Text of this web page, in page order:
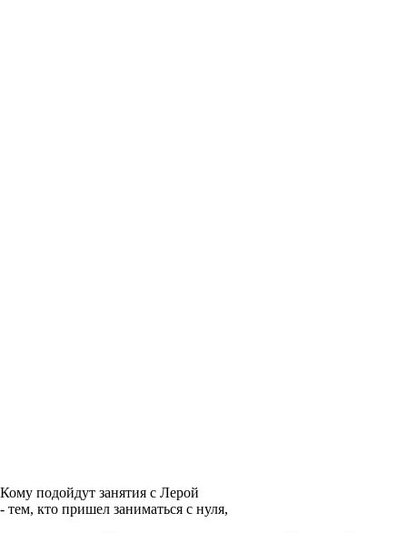
Кому подойдут занятия с Лерой
- тем, кто пришел заниматься с нуля,